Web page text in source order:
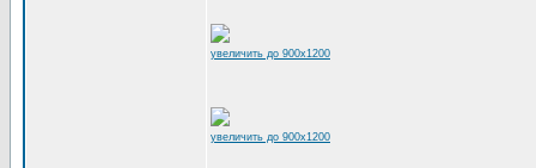
увеличить до 900x1200
увеличить до 900x1200